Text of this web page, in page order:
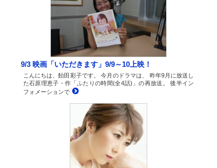
9/3 映画「いただきます」9/9～10上映！
こんにちは、飴田彩子です。 今月のドラマは、 昨年9月に放送し
た石原理恵子・作「ふたりの時間(全4話)」の再放送。 後半イン
フォメーションで